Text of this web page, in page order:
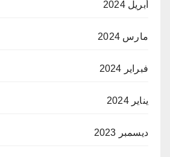
أبريل 2024
مارس 2024
فبراير 2024
يناير 2024
ديسمبر 2023